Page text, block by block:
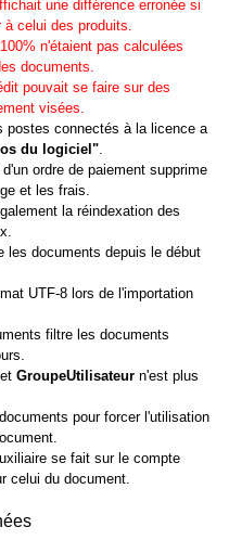
une différence erronée si
à celui des produits.
n'étaient pas calculées
documents.
pouvait se faire sur des
visées.
postes connectés à la licence a
du logiciel".
ordre de paiement supprime
et les frais.
la réindexation des
les documents depuis le début
UTF-8 lors de l'importation
filtre les documents
et GroupeUtilisateur n'est plus
pour forcer l'utilisation
se fait sur le compte
celui du document.